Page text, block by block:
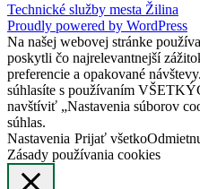
Technické služby mesta Žilina
Proudly powered by WordPress
Na našej webovej stránke
poskytli čo najrelevantnejší
preferencie a opakované
súhlasíte s používaním
navštíviť „Nastavenia súborov
súhlas.
Nastavenia Prijať všetko
Zásady používania cookies